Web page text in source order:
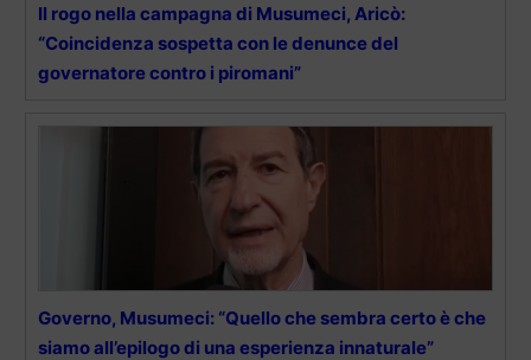
Il rogo nella campagna di Musumeci, Aricò:
“Coincidenza sospetta con le denunce del
governatore contro i piromani”
Governo, Musumeci: “Quello che sembra certo è che
siamo all’epilogo di una esperienza innaturale”